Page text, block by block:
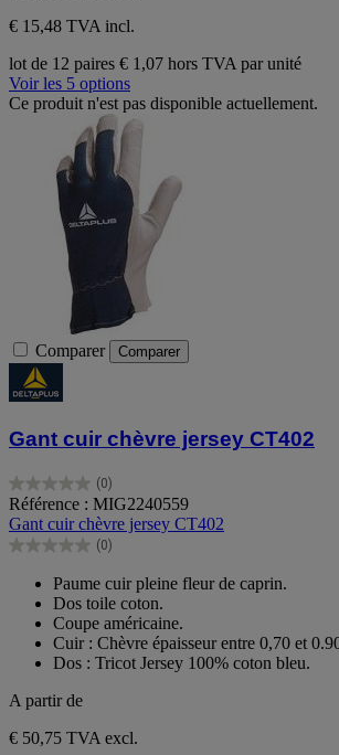
€ 15,48 TVA incl.
lot de 12 paires € 1,07 hors TVA par unité
Voir les 5 options
Ce produit n'est pas disponible actuellement.
Comparer Comparer
Gant cuir chèvre jersey CT402
(0)
0.0
sur
5
étoiles.
Référence : MIG2240559
Gant cuir chèvre jersey CT402
(0)
0.0
étoiles.
Paume cuir pleine fleur de caprin.
Dos toile coton.
Coupe américaine.
Cuir : Chèvre épaisseur entre 0,70 et
Dos : Tricot Jersey 100% coton bleu.
A partir de
€ 50,75 TVA excl.